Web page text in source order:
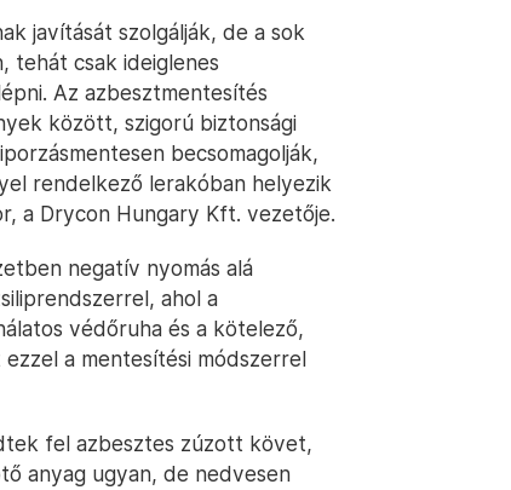
javítását szolgálják, de a sok
tehát csak ideiglenes
Az azbesztmentesítés
között, szigorú biztonsági
becsomagolják,
rendelkező lerakóban helyezik
a Drycon Hungary Kft. vezetője.
negatív nyomás alá
ahol a
védőruha és a kötelező,
a mentesítési módszerrel
fel azbesztes zúzott követ,
anyag ugyan, de nedvesen